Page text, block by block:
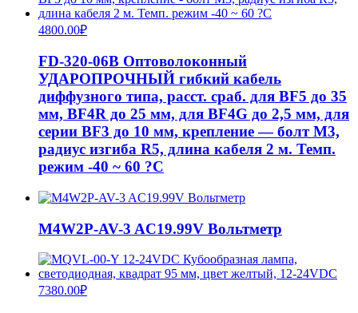
4800.00₽
FD-320-06B Оптоволоконный
УДАРОПРОЧНЫЙ гибкий кабель
диффузного типа, расст. сраб. для BF5 до 35
мм, BF4R до 25 мм, для BF4G до 2,5 мм, для
серии BF3 до 10 мм, крепление — болт M3,
радиус изгиба R5, длина кабеля 2 м. Темп.
режим -40 ~ 60 ?C
M4W2P-AV-3 AC19.99V Вольтметр
7380.00₽